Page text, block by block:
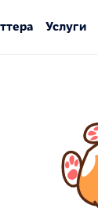
Услуги